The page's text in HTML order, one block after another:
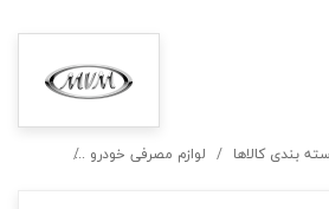
بندی کالاها لوازم مصرفی خودرو